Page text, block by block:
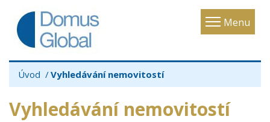
Menu
Toggle
Úvod Vyhledávání nemovitostí
Vyhledávání nemovitostí